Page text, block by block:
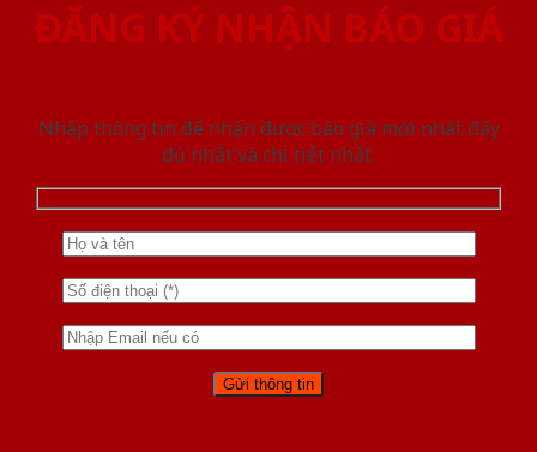
ĐĂNG KÝ NHẬN BÁO GIÁ
Nhập thông tin để nhận được báo giá mới nhât đầy
đủ nhất và chi tiết nhất.